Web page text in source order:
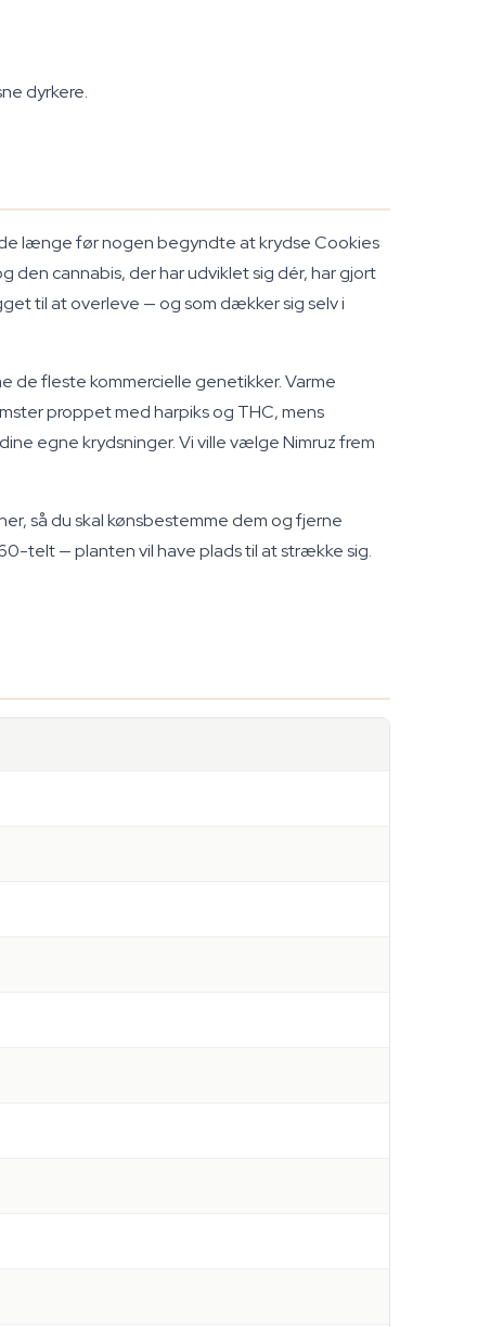
dyrkere.
længe før nogen begyndte at krydse Cookies
den cannabis, der har udviklet sig dér, har gjort
til at overleve — og som dækker sig selv i
de fleste kommercielle genetikker. Varme
proppet med harpiks og THC, mens
egne krydsninger. Vi ville vælge Nimruz frem
så du skal kønsbestemme dem og fjerne
telt — planten vil have plads til at strække sig.